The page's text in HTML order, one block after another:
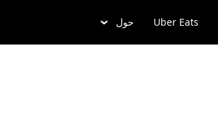
Uber Eats حول